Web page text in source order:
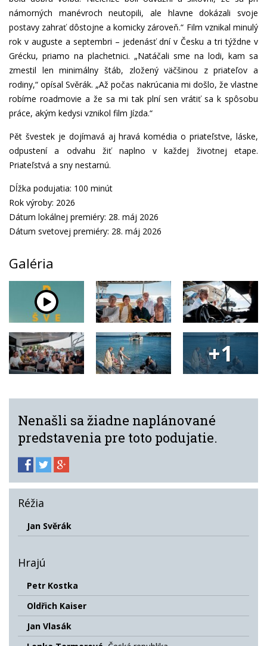
námorných manévroch neutopili, ale hlavne dokázali svoje
postavy zahrať dôstojne a komicky zároveň.“ Film vznikal minulý
rok v auguste a septembri – jedenásť dní v Česku a tri týždne v
Grécku, priamo na plachetnici. „Natáčali sme na lodi, kam sa
zmestil len minimálny štáb, zložený väčšinou z priateľov a
rodiny,“ opísal Svěrák. „Až počas nakrúcania mi došlo, že vlastne
robíme roadmovie a že sa mi tak plní sen vrátiť sa k spôsobu
práce, akým kedysi vznikol film Jízda.“
Pět švestek je dojímavá aj hravá komédia o priateľstve, láske,
odpustení a odvahu žiť naplno v každej životnej etape.
Priateľstvá a sny nestarnú.
Dĺžka podujatia: 100 minút
Rok výroby: 2026
Dátum lokálnej premiéry: 28. máj 2026
Dátum svetovej premiéry: 28. máj 2026
Galéria
+1
Nenašli sa žiadne naplánované
predstavenia pre toto podujatie.
Réžia
Jan Svěrák
Hrajú
Petr Kostka
Oldřich Kaiser
Jan Vlasák